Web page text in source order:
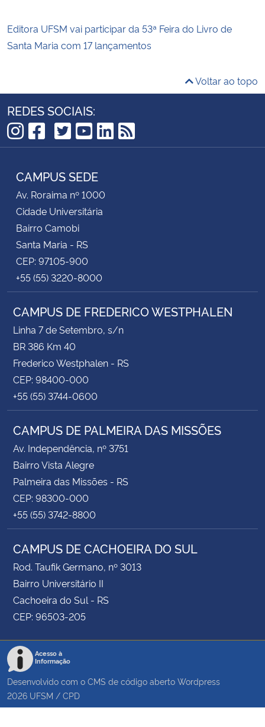
Editora UFSM vai participar da 53ª Feira do Livro de
Santa Maria com 17 lançamentos
Voltar ao topo
REDES SOCIAIS:
Instagram
Facebook
TikTok
Twitter
YouTube
LinkedIn
RSS
CAMPUS SEDE
Av. Roraima nº 1000
Cidade Universitária
Bairro Camobi
Santa Maria - RS
CEP: 97105-900
+55 (55) 3220-8000
CAMPUS DE FREDERICO WESTPHALEN
Linha 7 de Setembro, s/n
BR 386 Km 40
Frederico Westphalen - RS
CEP: 98400-000
+55 (55) 3744-0600
CAMPUS DE PALMEIRA DAS MISSÕES
Av. Independência, nº 3751
Bairro Vista Alegre
Palmeira das Missões - RS
CEP: 98300-000
+55 (55) 3742-8800
CAMPUS DE CACHOEIRA DO SUL
Rod. Taufik Germano, nº 3013
Bairro Universitário II
Cachoeira do Sul - RS
CEP: 96503-205
Acesso à
Informação
Desenvolvido com o CMS de código aberto Wordpress
2026 UFSM / CPD